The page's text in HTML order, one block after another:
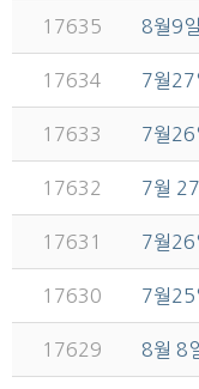
17635 8월9일
17634 7월27
17633 7월26
17632 7월
17631 7월26
17630 7월25
17629 8월 8